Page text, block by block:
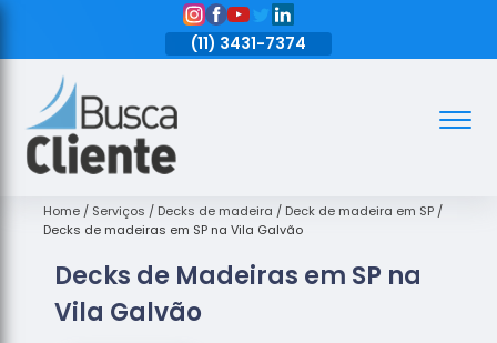
(11) 3431-7374
Assoalhos
de Madeira
Madeira
Empresas
Home Serviços Decks de madeira
Deck de madeira em SP
Decks de madeiras em SP na Vila Galvão
Decks de Madeiras em SP na
Vila Galvão